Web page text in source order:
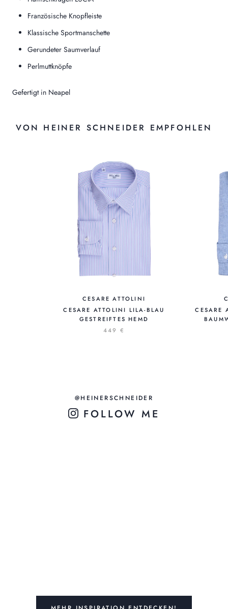
Französische Knopfleiste
Klassische Sportmanschette
Gerundeter Saumverlauf
Perlmuttknöpfe
Gefertigt in Neapel
VON HEINER SCHNEIDER EMPFOHLEN
CESARE ATTOLINI
CESARE ATTOLINI LILA-BLAU
GESTREIFTES HEMD
449 €
CESARE
@HEINERSCHNEIDER
FOLLOW ME